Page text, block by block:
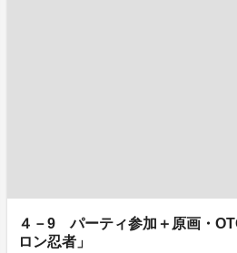
４－9 パーティ参加＋原画・
ロン忍者」